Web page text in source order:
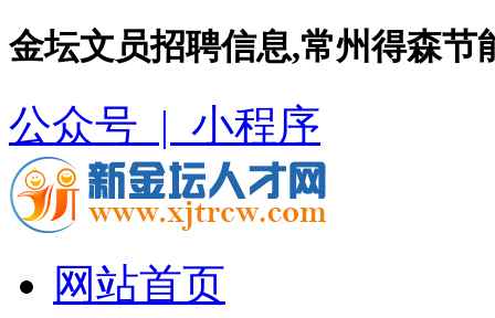
金坛文员招聘信息,常州得森节
公众号 | 小程序
网站首页